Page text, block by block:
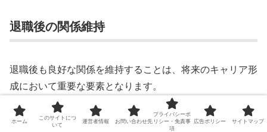
退職後の関係維持
退職後も良好な関係を維持することは、将来のキャリア形
成において重要な要素となります。
適切な距離感を保ちながら、プロフェッショナルな関係を
ホーム
このサイトにつ
いて
運営者情報 お問い合わせ先
プライバシーポ
リシー・免責事
項
広告ポリシー サイトマップ